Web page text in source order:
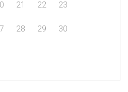
21 22 23
28 29 30